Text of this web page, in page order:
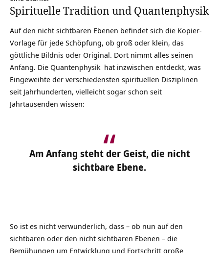
Spirituelle Tradition und Quantenphysik
Auf den nicht sichtbaren Ebenen befindet sich die Kopier-
Vorlage für jede Schöpfung, ob groß oder klein, das
göttliche Bildnis oder Original. Dort nimmt alles seinen
Anfang. Die Quantenphysik hat inzwischen entdeckt, was
Eingeweihte der verschiedensten spirituellen Disziplinen
seit Jahrhunderten, vielleicht sogar schon seit
Jahrtausenden wissen:
Am Anfang steht der Geist, die nicht
sichtbare Ebene.
So ist es nicht verwunderlich, dass – ob nun auf den
sichtbaren oder den nicht sichtbaren Ebenen – die
Bemühungen um Entwicklung und Fortschritt große